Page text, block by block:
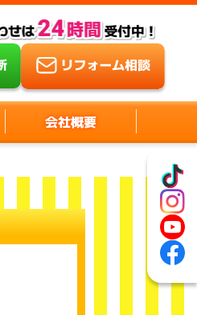
会社概要